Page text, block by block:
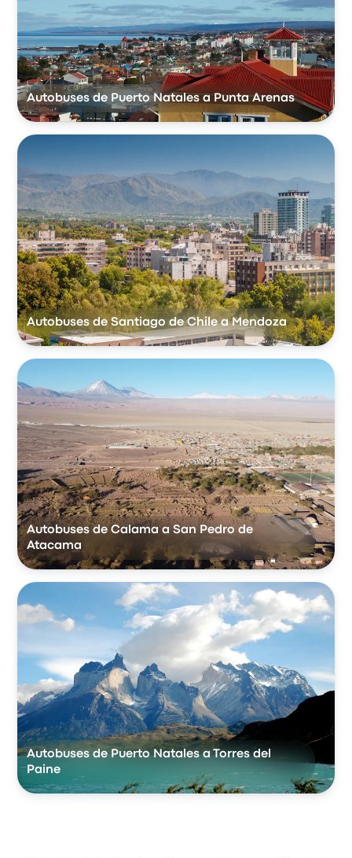
Autobuses de Puerto Natales a Punta Arenas
Autobuses de Santiago de Chile a Mendoza
Autobuses de Calama a San Pedro de
Atacama
Autobuses de Puerto Natales a Torres del
Paine